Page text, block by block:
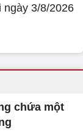
ngày 3/8/2026
chứa một